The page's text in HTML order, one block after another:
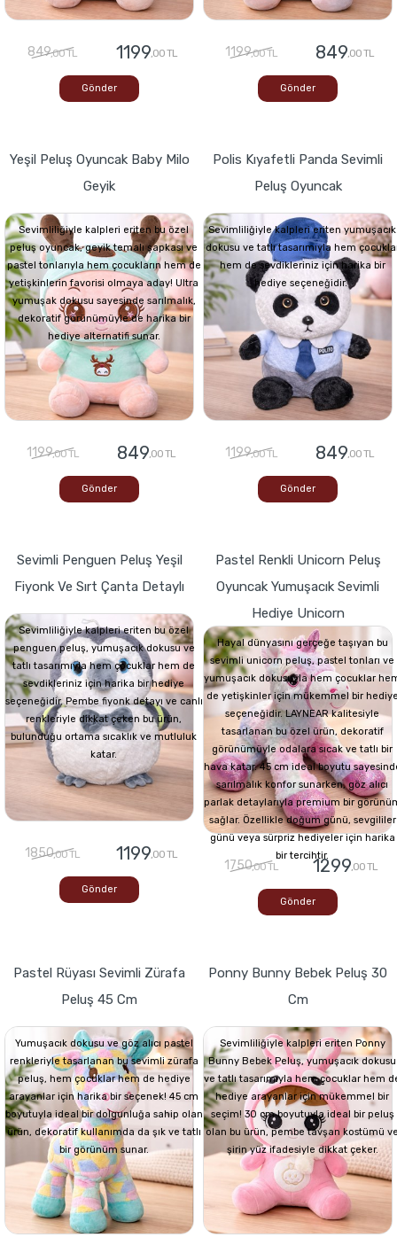
849,00 TL 1199,00 TL
Gönder
1199,00 TL 849,00 TL
Gönder
Yeşil Peluş Oyuncak Baby Milo
Geyik
Sevimliliğiyle kalpleri eriten bu özel
peluş oyuncak, geyik temalı şapkası ve
pastel tonlarıyla hem çocukların hem de
yetişkinlerin favorisi olmaya aday! Ultra
yumuşak dokusu sayesinde sarılmalık,
dekoratif görünümüyle de harika bir
hediye alternatifi sunar.
1199,00 TL 849,00 TL
Gönder
Polis Kıyafetli Panda Sevimli
Peluş Oyuncak
Sevimliliğiyle kalpleri eriten yumuşacık
dokusu ve tatlı tasarımıyla hem
hem de sevdikleriniz için harika bir
hediye seçeneğidir.
1199,00 TL 849,00 TL
Gönder
Sevimli Penguen Peluş Yeşil
Fiyonk Ve Sırt Çanta Detaylı
Sevimliliğiyle kalpleri eriten bu özel
penguen peluş, yumuşacık dokusu ve
tatlı tasarımıyla hem çocuklar hem de
sevdikleriniz için harika bir hediye
seçeneğidir. Pembe fiyonk detayı ve canlı
renkleriyle dikkat çeken bu ürün,
bulunduğu ortama sıcaklık ve mutluluk
katar.
1850,00 TL 1199,00 TL
Gönder
Pastel Renkli Unicorn Peluş
Oyuncak Yumuşacık Sevimli
Hediye Unicorn
Hayal dünyasını gerçeğe taşıyan bu
sevimli unicorn peluş, pastel tonları ve
yumuşacık dokusuyla hem çocuklar
de yetişkinler için mükemmel bir
seçeneğidir. LAYNEAR kalitesiyle
tasarlanan bu özel ürün, dekoratif
görünümüyle odalara sıcak ve tatlı bir
hava katar. 45 cm ideal boyutu
sarılmalık konfor sunarken, göz alıcı
parlak detaylarıyla premium bir
sağlar. Özellikle doğum günü, sevgililer
günü veya sürpriz hediyeler için harika
bir tercihtir.
1750,00 TL 1299,00 TL
Gönder
Pastel Rüyası Sevimli Zürafa
Peluş 45 Cm
Yumuşacık dokusu ve göz alıcı pastel
renkleriyle tasarlanan bu sevimli zürafa
peluş, hem çocuklar hem de hediye
arayanlar için harika bir seçenek! 45 cm
boyutuyla ideal bir dolgunluğa sahip olan
ürün, dekoratif kullanımda da şık ve tatlı
bir görünüm sunar.
Ponny Bunny Bebek Peluş 30
Cm
Sevimliliğiyle kalpleri eriten Ponny
Bunny Bebek Peluş, yumuşacık dokusu
ve tatlı tasarımıyla hem çocuklar hem
hediye arayanlar için mükemmel bir
seçim! 30 cm boyutuyla ideal bir peluş
olan bu ürün, pembe tavşan kostümü
şirin yüz ifadesiyle dikkat çeker.